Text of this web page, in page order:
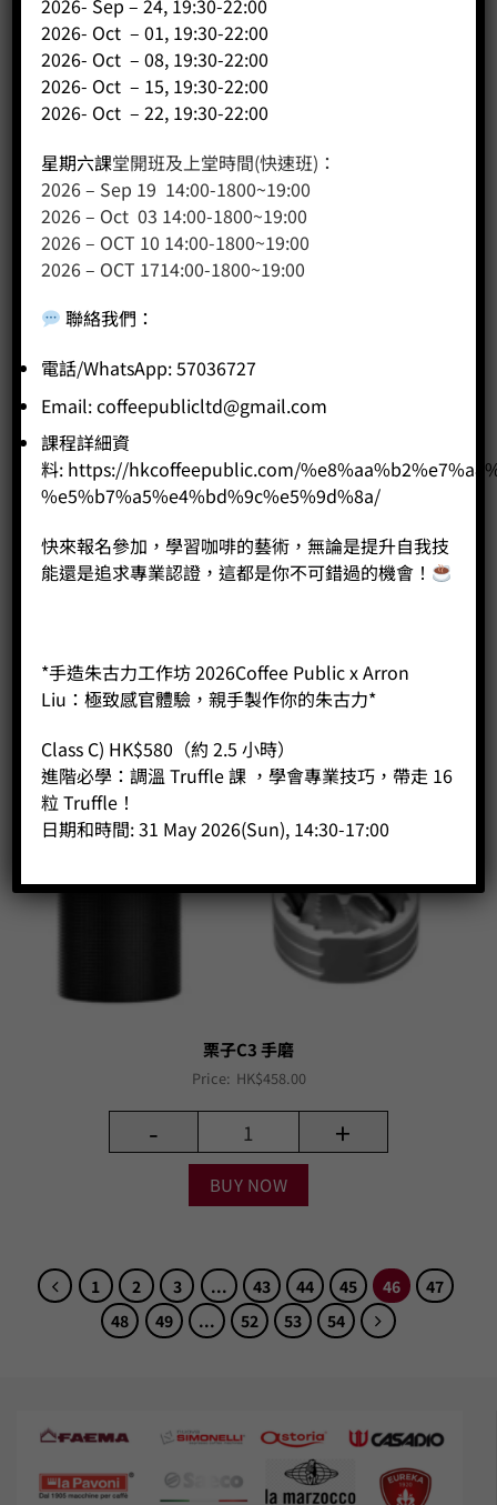
Price: HK$
-
BUY NOW
栗子C3 手磨
Price: HK$458.00
- +
BUY NOW
1 2 3 ... 43 44 45 46
47
48
49 ... 52 53 54
2026- Oct – 01, 19:30-22:00
2026- Oct – 08, 19:30-22:00
2026- Oct – 15, 19:30-22:00
2026- Oct – 22, 19:30-22:00
星期六課堂開班及上堂時間(快速班)：
2026 – Sep 19 14:00-1800~19:00
2026 – Oct 03 14:00-1800~19:00
2026 – OCT 10 14:00-1800~19:00
2026 – OCT 1714:00-1800~19:00
聯絡我們 ：
電話/WhatsApp: 57036727
Email:coffeepublicltd@gmail.com
課程詳細資
料: https://hkcoffeepublic.com/
%e5%b7%a5%e4%bd%9c%e5%9d%8a/
快來報名參加，學習咖啡的藝術，無論是提升自我技
能還是追求專業認證，這都是你不可錯過的機會！
*手造朱古力工作坊 2026Coffee Public x Arron
Liu：極致感官體驗，親手製作你的朱古力*
Class C) HK$580（約 2.5 小時）
進階必學：調溫 Truffle 課 ，學會專業技巧，帶走 16
粒 Truffle！
日期和時間: 31 May 2026(Sun), 14:30-17:00